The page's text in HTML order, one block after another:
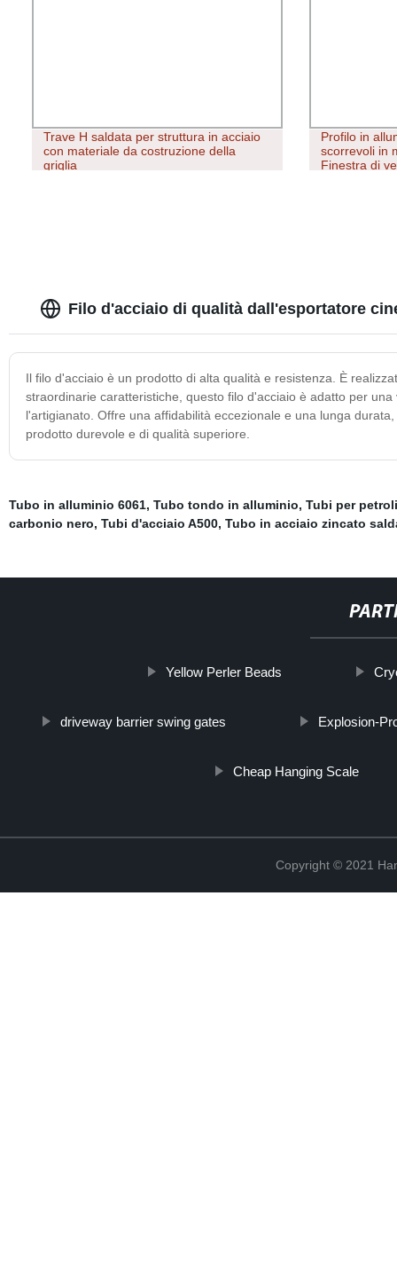
Trave H saldata per struttura in acciaio
con materiale da costruzione della
griglia
Profilo in
scorrevoli in
Finestra di
Filo d'acciaio di qualità dall'esportatore
Il filo d'acciaio è un prodotto di alta qualità e resistenza. È
straordinarie caratteristiche, questo filo d'acciaio è adatto per
l'artigianato. Offre una affidabilità eccezionale e una lunga
prodotto durevole e di qualità superiore.
Tubo in alluminio 6061, Tubo tondo in alluminio, Tubi per
carbonio nero, Tubi d'acciaio A500, Tubo in acciaio zincato
Yellow Perler Beads
driveway barrier swing gates Explosion-
Cheap Hanging Scale
Copyright © 2021